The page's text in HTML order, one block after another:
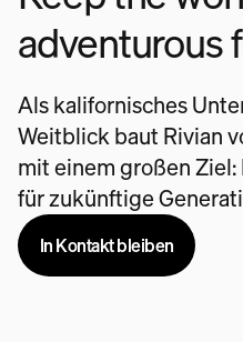
adventurous
Als kalifornisches
Weitblick baut Rivian
mit einem großen
für zukünftige
In Kontakt bleiben